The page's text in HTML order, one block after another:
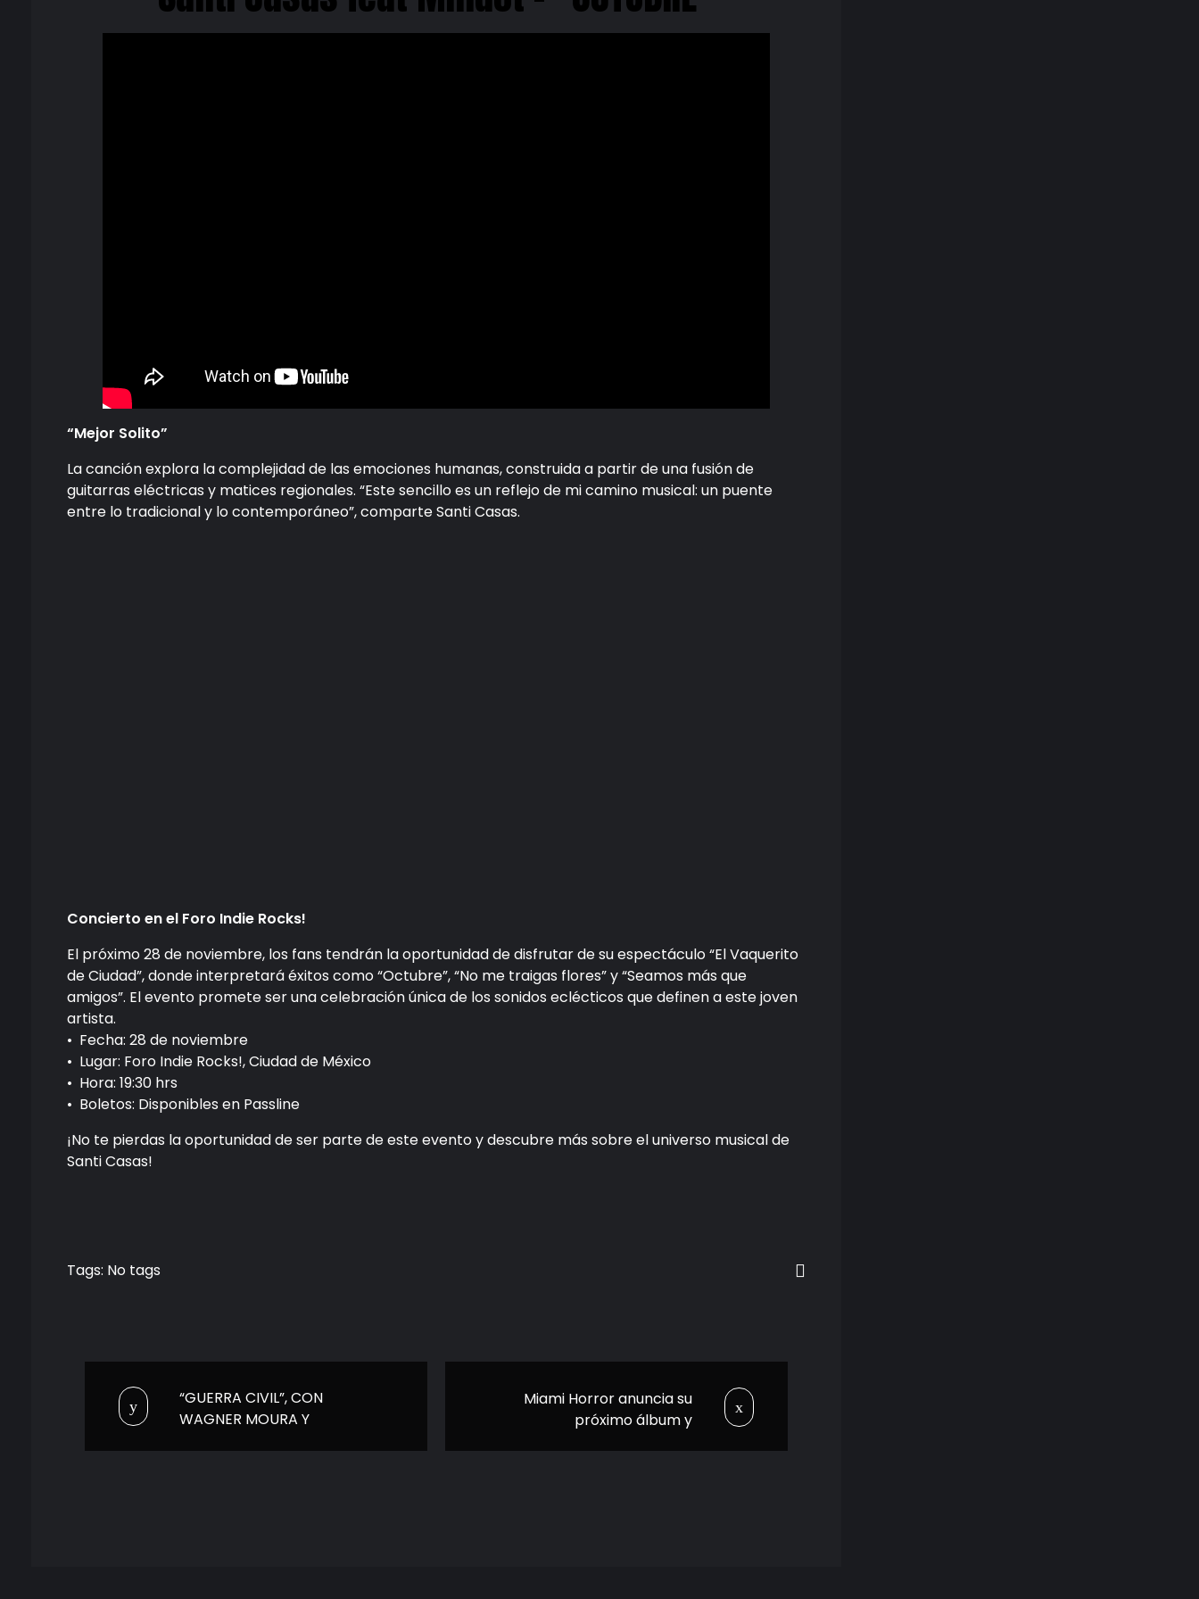
“Mejor Solito”
La canción explora la complejidad de las emociones humanas, construida a partir de una fusión de
guitarras eléctricas y matices regionales. “Este sencillo es un reflejo de mi camino musical: un puente
entre lo tradicional y lo contemporáneo”, comparte Santi Casas.
Concierto en el Foro Indie Rocks!
El próximo 28 de noviembre, los fans tendrán la oportunidad de disfrutar de su espectáculo “El Vaquerito
de Ciudad”, donde interpretará éxitos como “Octubre”, “No me traigas flores” y “Seamos más que
amigos”. El evento promete ser una celebración única de los sonidos eclécticos que definen a este joven
artista.
•⁠ ⁠Fecha: 28 de noviembre
•⁠ ⁠Lugar: Foro Indie Rocks!, Ciudad de México
•⁠ ⁠Hora: 19:30 hrs
•⁠ ⁠Boletos: Disponibles en Passline
¡No te pierdas la oportunidad de ser parte de este evento y descubre más sobre el universo musical de
Santi Casas!
Tags: No tags
“GUERRA CIVIL”, CON
WAGNER MOURA Y
Miami Horror anuncia su
próximo álbum y